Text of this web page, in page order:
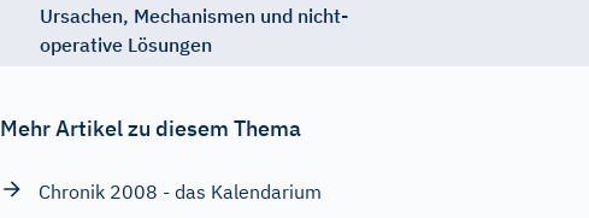
Ursachen, Mechanismen und nicht-
operative Lösungen
Mehr Artikel zu diesem Thema
Chronik 2008 - das Kalendarium